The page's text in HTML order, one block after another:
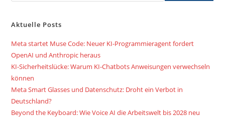
Aktuelle Posts
Meta startet Muse Code: Neuer KI-Programmieragent fordert
OpenAI und Anthropic heraus
KI-Sicherheitslücke: Warum KI-Chatbots Anweisungen verwechseln
können
Meta Smart Glasses und Datenschutz: Droht ein Verbot in
Deutschland?
Beyond the Keyboard: Wie Voice AI die Arbeitswelt bis 2028 neu